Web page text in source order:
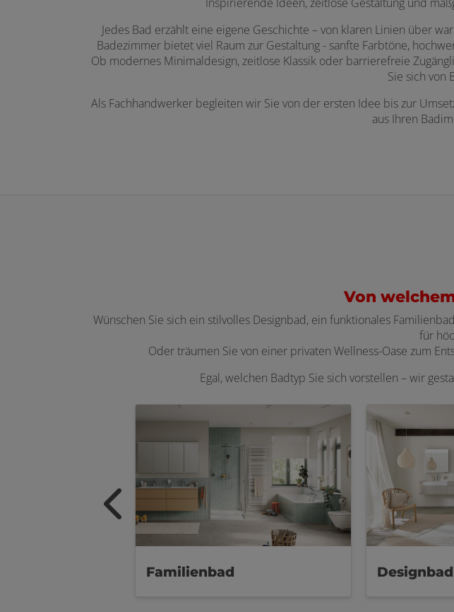
Jedes Bad erzählt eine eigene Geschichte – von klaren Linien über
Badezimmer bietet viel Raum zur Gestaltung - sanfte Farbtöne,
Ob modernes Minimaldesign, zeitlose Klassik oder barrierefreie
Sie sich von
Als Fachhandwerker begleiten wir Sie von der ersten Idee bis zur
aus Ihren
Von
Wünschen Sie sich ein stilvolles Designbad, ein funktionales
für
Oder träumen Sie von einer privaten Wellness-Oase zum
Egal, welchen Badtyp Sie sich vorstellen – wir
Familienbad Designbad